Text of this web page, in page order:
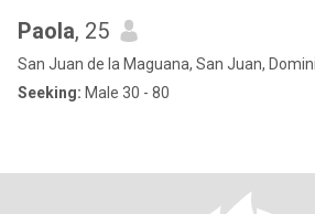
Paola, 25
San Juan de la Maguana, San Juan,
Seeking: Male 30 - 80